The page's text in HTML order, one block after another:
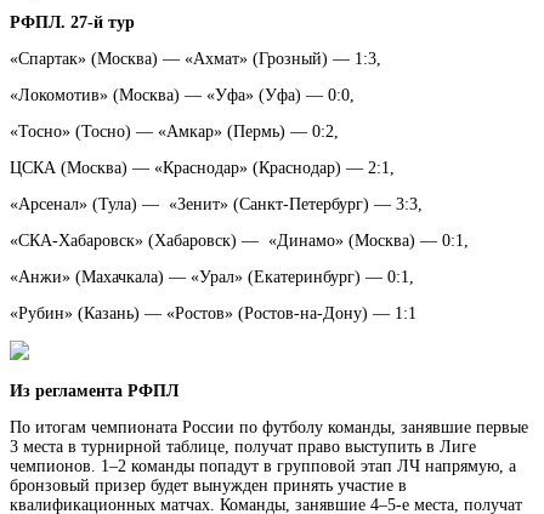
РФПЛ. 27-й тур
«Спартак» (Москва) — «Ахмат» (Грозный) — 1:3,
«Локомотив» (Москва) — «Уфа» (Уфа) — 0:0,
«Тосно» (Тосно) — «Амкар» (Пермь) — 0:2,
ЦСКА (Москва) — «Краснодар» (Краснодар) — 2:1,
«Арсенал» (Тула) — «Зенит» (Санкт-Петербург) — 3:3,
«СКА-Хабаровск» (Хабаровск) — «Динамо» (Москва) — 0:1,
«Анжи» (Махачкала) — «Урал» (Екатеринбург) — 0:1,
«Рубин» (Казань) — «Ростов» (Ростов-на-Дону) — 1:1
Из регламента РФПЛ
По итогам чемпионата России по футболу команды, занявшие первые
3 места в турнирной таблице, получат право выступить в Лиге
чемпионов. 1–2 команды попадут в групповой этап ЛЧ напрямую, а
бронзовый призер будет вынужден принять участие в
квалификационных матчах. Команды, занявшие 4–5-е места, получат